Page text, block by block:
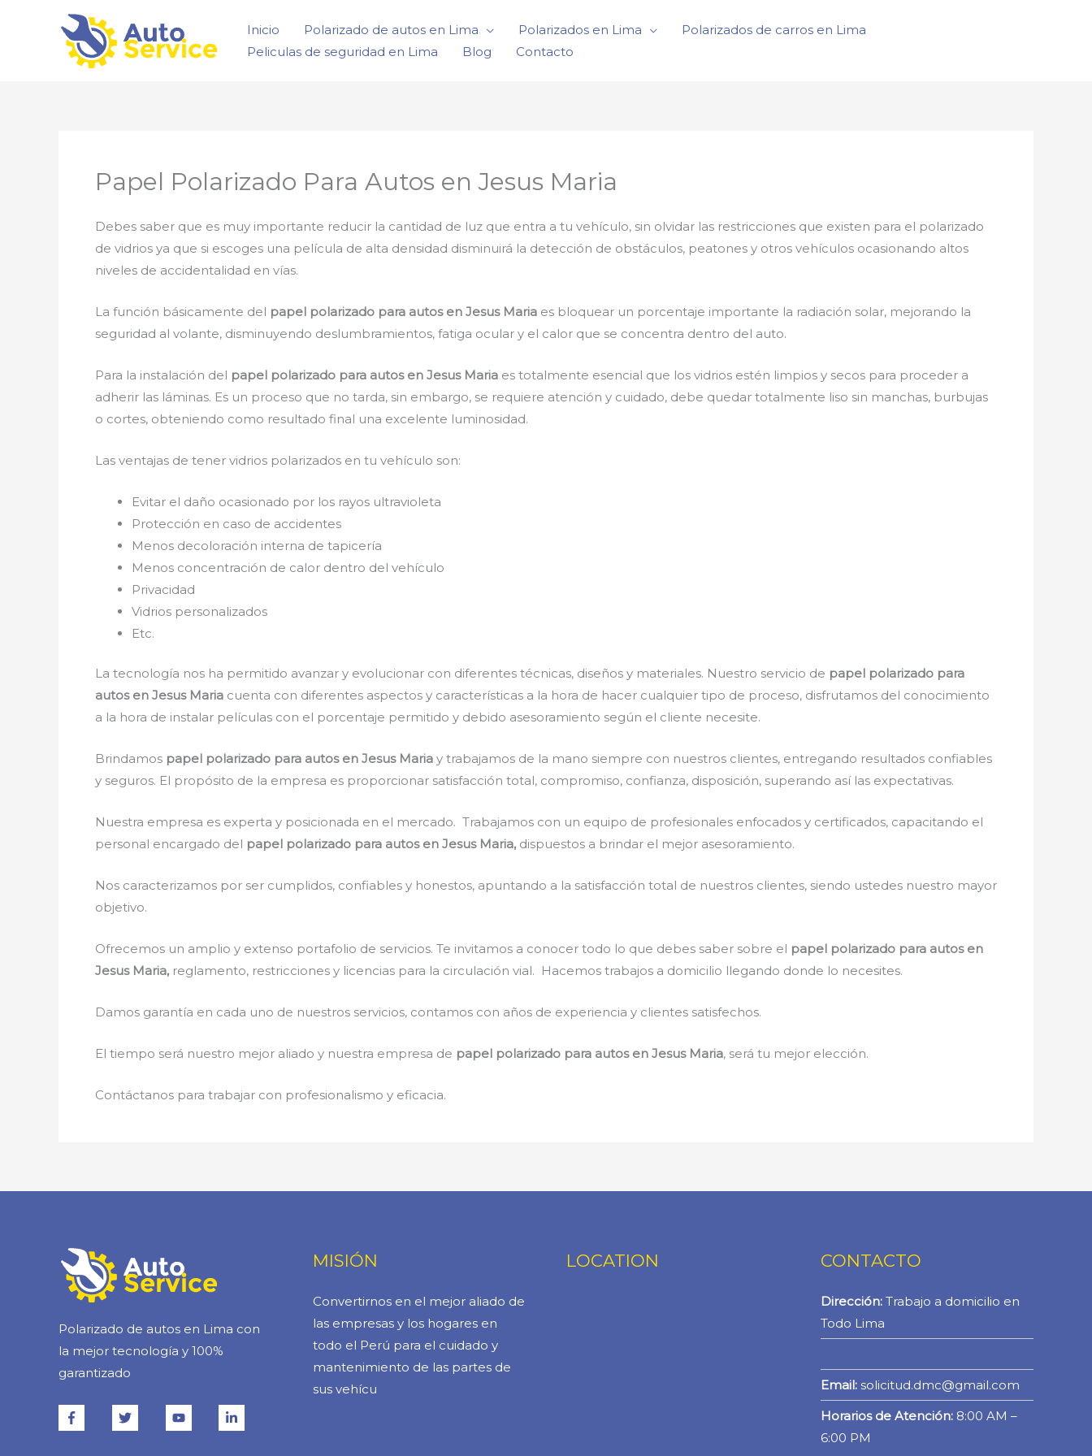
Inicio Polarizado de autos en Lima Polarizados en Lima
Polarizados de carros en Lima
Peliculas de seguridad en Lima
Blog Contacto
Papel Polarizado Para Autos en Jesus Maria
Debes saber que es muy importante reducir la cantidad de luz que entra a tu vehículo, sin olvidar las restricciones que existen para el polarizado
de vidrios ya que si escoges una película de alta densidad disminuirá la detección de obstáculos, peatones y otros vehículos ocasionando altos
niveles de accidentalidad en vías.
La función básicamente del papel polarizado para autos en Jesus Maria es bloquear un porcentaje importante la radiación solar, mejorando la
seguridad al volante, disminuyendo deslumbramientos, fatiga ocular y el calor que se concentra dentro del auto.
Para la instalación del papel polarizado para autos en Jesus Maria es totalmente esencial que los vidrios estén limpios y secos para proceder a
adherir las láminas. Es un proceso que no tarda, sin embargo, se requiere atención y cuidado, debe quedar totalmente liso sin manchas, burbujas
o cortes, obteniendo como resultado final una excelente luminosidad.
Las ventajas de tener vidrios polarizados en tu vehículo son:
Evitar el daño ocasionado por los rayos ultravioleta
Protección en caso de accidentes
Menos decoloración interna de tapicería
Menos concentración de calor dentro del vehículo
Privacidad
Vidrios personalizados
Etc.
La tecnología nos ha permitido avanzar y evolucionar con diferentes técnicas, diseños y materiales. Nuestro servicio de papel polarizado para
autos en Jesus Maria cuenta con diferentes aspectos y características a la hora de hacer cualquier tipo de proceso, disfrutamos del conocimiento
a la hora de instalar películas con el porcentaje permitido y debido asesoramiento según el cliente necesite.
Brindamos papel polarizado para autos en Jesus Maria y trabajamos de la mano siempre con nuestros clientes, entregando resultados confiables
y seguros. El propósito de la empresa es proporcionar satisfacción total, compromiso, confianza, disposición, superando así las expectativas.
Nuestra empresa es experta y posicionada en el mercado. Trabajamos con un equipo de profesionales enfocados y certificados, capacitando el
personal encargado del papel polarizado para autos en Jesus Maria, dispuestos a brindar el mejor asesoramiento.
Nos caracterizamos por ser cumplidos, confiables y honestos, apuntando a la satisfacción total de nuestros clientes, siendo ustedes nuestro mayor
objetivo.
Ofrecemos un amplio y extenso portafolio de servicios. Te invitamos a conocer todo lo que debes saber sobre el papel polarizado para autos en
Jesus Maria, reglamento, restricciones y licencias para la circulación vial. Hacemos trabajos a domicilio llegando donde lo necesites.
Damos garantía en cada uno de nuestros servicios, contamos con años de experiencia y clientes satisfechos.
El tiempo será nuestro mejor aliado y nuestra empresa de papel polarizado para autos en Jesus Maria, será tu mejor elección.
Contáctanos para trabajar con profesionalismo y eficacia.
Polarizado de autos en Lima con
la mejor tecnología y 100%
garantizado
MISIÓN
Convertirnos en el mejor aliado de
las empresas y los hogares en
todo el Perú para el cuidado y
mantenimiento de las partes de
sus vehícu
LOCATION CONTACTO
Dirección:Trabajo a domicilio en
Todo Lima
Email: solicitud.dmc@gmail.com
Horarios de Atención:8:00 AM –
6:00 PM